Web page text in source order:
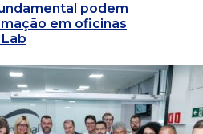
podem
em oficinas